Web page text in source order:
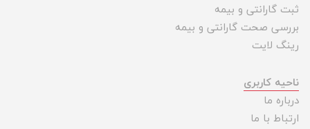
ثبت گارانتی و بیمه
بررسی صحت گارانتی و بیمه
رینگ لایت
ناحیه کاربری
درباره ما
ارتباط با ما